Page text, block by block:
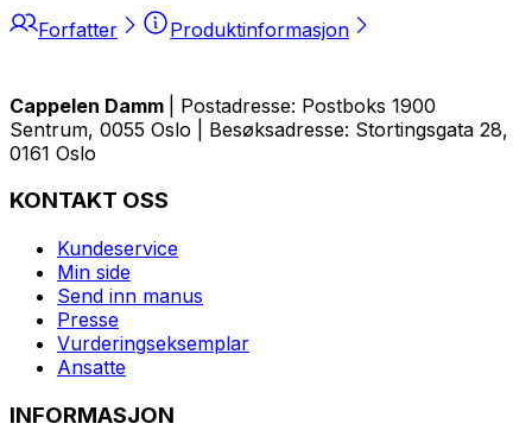
Forfatter Produktinformasjon
Cappelen Damm
| Postadresse: Postboks 1900
Sentrum, 0055 Oslo | Besøksadresse: Stortingsgata 28,
0161 Oslo
KONTAKT OSS
Kundeservice
Min side
Send inn manus
Presse
Vurderingseksemplar
Ansatte
INFORMASJON